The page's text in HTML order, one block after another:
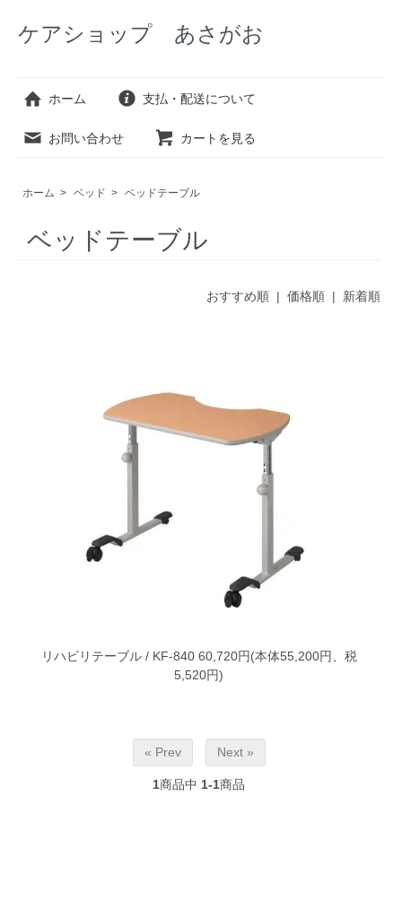
ケアショップ あさがお
ホーム 支払・配送について
お問い合わせ カートを見る
ホーム > ベッド > ベッドテーブル
ベッドテーブル
おすすめ順 | 価格順| 新着順
リハビリテーブル / KF-84060,720円(本体55,200円、税
5,520円)
« Prev Next »
1商品中 1-1商品